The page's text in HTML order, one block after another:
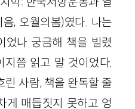
, 오월의봄)였다. 나는
었나 궁금해 책을 빌렸
쯤 읽고 말 것이었다.
사람, 책을 완독할 줄
게 매듭짓지 못하고 엉